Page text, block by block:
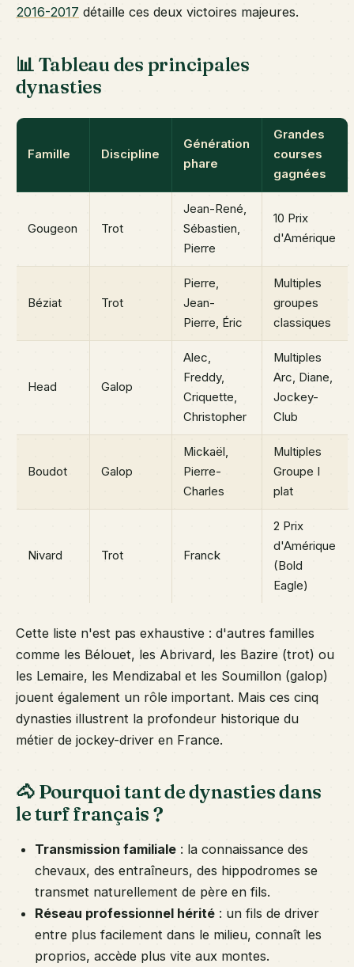
2016-2017 détaille ces deux victoires majeures.
📊 Tableau des principales
dynasties
Famille Discipline
Génération
phare
Grandes
courses
gagnées
Gougeon Trot
Jean-René,
Sébastien,
Pierre
10 Prix
d'Amérique
Béziat Trot
Pierre,
Jean-
Pierre, Éric
Multiples
groupes
classiques
Head Galop
Alec,
Freddy,
Criquette,
Christopher
Multiples
Arc, Diane,
Jockey-
Club
Boudot Galop
Mickaël,
Pierre-
Charles
Multiples
Groupe I
plat
Nivard Trot Franck
2 Prix
d'Amérique
(Bold
Eagle)
Cette liste n'est pas exhaustive : d'autres familles
comme les Bélouet, les Abrivard, les Bazire (trot) ou
les Lemaire, les Mendizabal et les Soumillon (galop)
jouent également un rôle important. Mais ces cinq
dynasties illustrent la profondeur historique du
métier de jockey-driver en France.
🐴 Pourquoi tant de dynasties dans
le turf français ?
Transmission familiale : la connaissance des
chevaux, des entraîneurs, des hippodromes se
transmet naturellement de père en fils.
Réseau professionnel hérité : un fils de driver
entre plus facilement dans le milieu, connaît les
proprios, accède plus vite aux montes.